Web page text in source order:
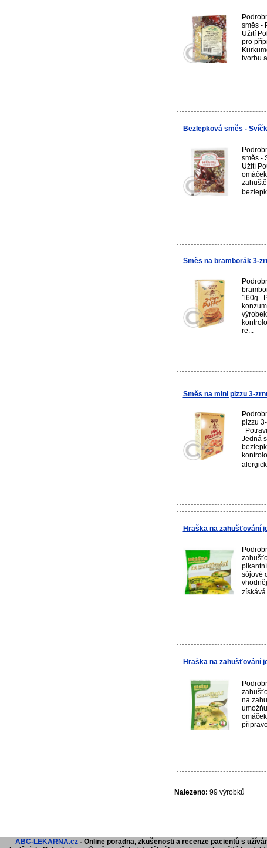
směs -
Užití
pro
tvorbu
Bezlepková směs -
směs -
Užití
Směs na bramborák 3-
160g
re...
Směs na mini pizzu 3-
pizzu
Jedná
Hraška na zahušťování
sójové
Hraška na zahušťování
na
Nalezeno: 99 výrobků
ABC-LEKARNA.cz - Online poradna, zkušenosti a recenze pacientů s